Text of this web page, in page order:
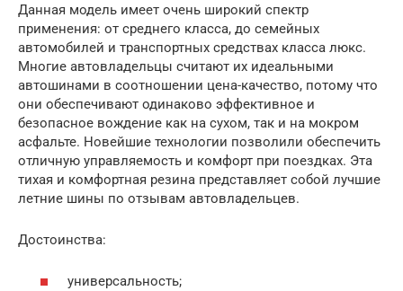
Данная модель имеет очень широкий спектр
применения: от среднего класса, до семейных
автомобилей и транспортных средствах класса люкс.
Многие автовладельцы считают их идеальными
автошинами в соотношении цена-качество, потому что
они обеспечивают одинаково эффективное и
безопасное вождение как на сухом, так и на мокром
асфальте. Новейшие технологии позволили обеспечить
отличную управляемость и комфорт при поездках. Эта
тихая и комфортная резина представляет собой лучшие
летние шины по отзывам автовладельцев.
Достоинства:
универсальность;